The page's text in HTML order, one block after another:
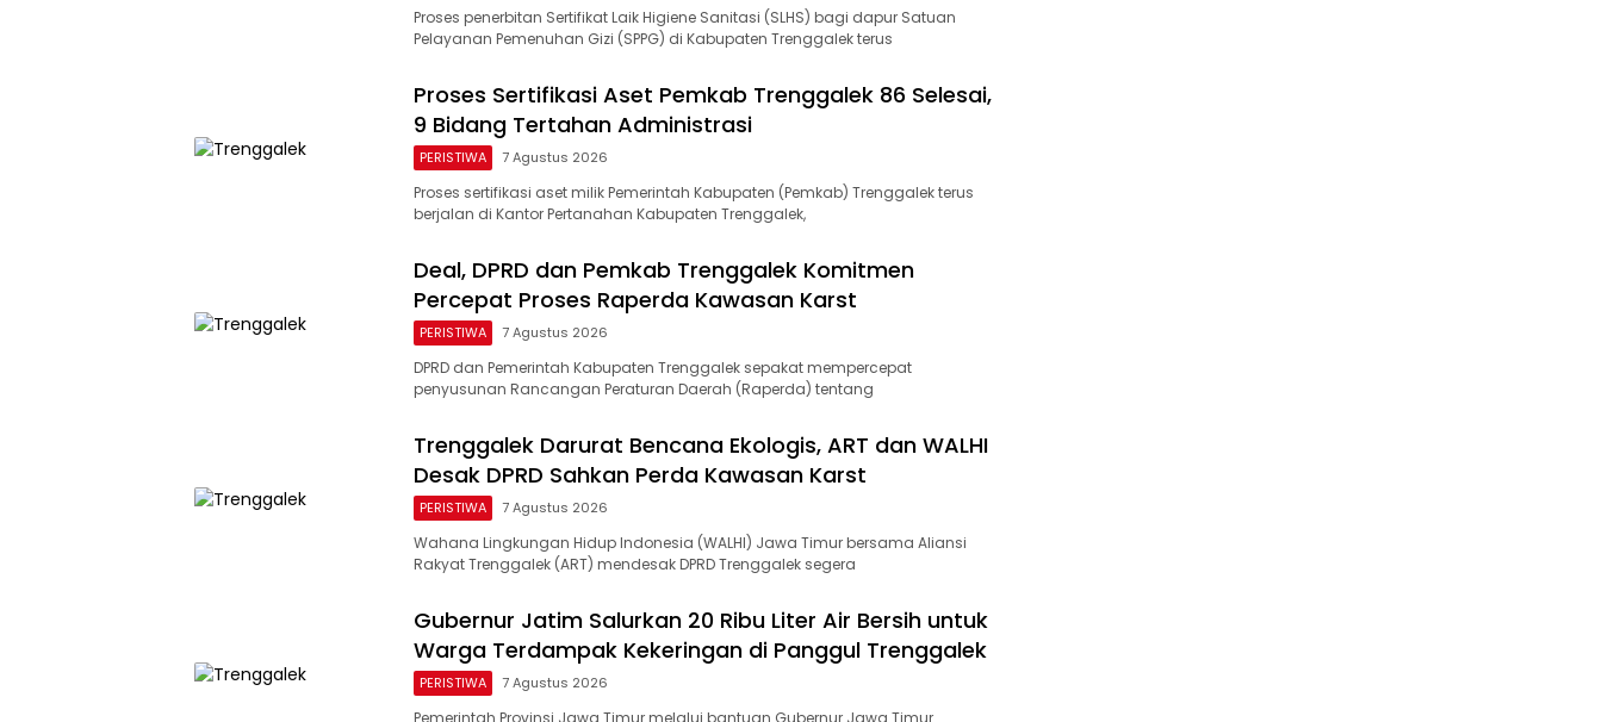
Proses penerbitan Sertifikat Laik Higiene Sanitasi (SLHS) bagi dapur Satuan
Pelayanan Pemenuhan Gizi (SPPG) di Kabupaten Trenggalek terus
Proses Sertifikasi Aset Pemkab Trenggalek 86 Selesai,
9 Bidang Tertahan Administrasi
PERISTIWA 7 Agustus 2026
Proses sertifikasi aset milik Pemerintah Kabupaten (Pemkab) Trenggalek terus
berjalan di Kantor Pertanahan Kabupaten Trenggalek,
Deal, DPRD dan Pemkab Trenggalek Komitmen
Percepat Proses Raperda Kawasan Karst
PERISTIWA 7 Agustus 2026
DPRD dan Pemerintah Kabupaten Trenggalek sepakat mempercepat
penyusunan Rancangan Peraturan Daerah (Raperda) tentang
Trenggalek Darurat Bencana Ekologis, ART dan WALHI
Desak DPRD Sahkan Perda Kawasan Karst
PERISTIWA 7 Agustus 2026
Wahana Lingkungan Hidup Indonesia (WALHI) Jawa Timur bersama Aliansi
Rakyat Trenggalek (ART) mendesak DPRD Trenggalek segera
Gubernur Jatim Salurkan 20 Ribu Liter Air Bersih untuk
Warga Terdampak Kekeringan di Panggul Trenggalek
PERISTIWA 7 Agustus 2026
Pemerintah Provinsi Jawa Timur melalui bantuan Gubernur Jawa Timur